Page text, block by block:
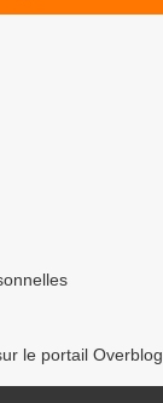
le portail Overblog